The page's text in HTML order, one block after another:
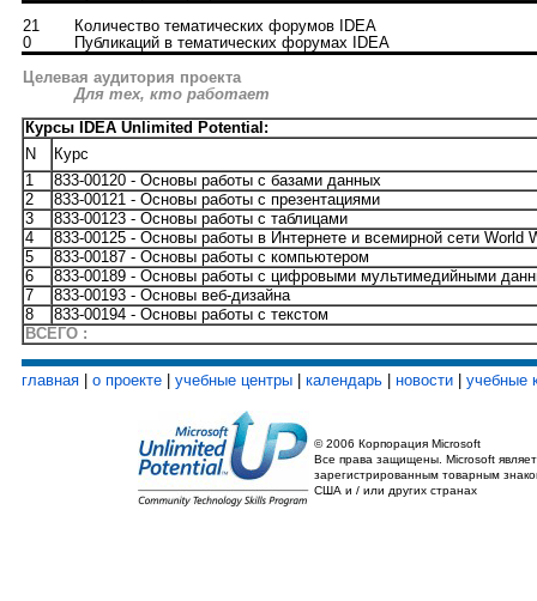
21
Количество тематических форумов IDEA
0
Публикаций в тематических форумах IDEA
Целевая аудитория проекта
Для тех, кто работает
Курсы IDEA Unlimited Potential:
N
Курс
1
833-00120 - Основы работы с базами данных
2
833-00121 - Основы работы с презентациями
3
833-00123 - Основы работы с таблицами
4
833-00125 - Основы работы в Интернете и всемирной сети World
5
833-00187 - Основы работы с компьютером
6
833-00189 - Основы работы с цифровыми мультимедийными
7
833-00193 - Основы веб-дизайна
8
833-00194 - Основы работы с текстом
ВСЕГО :
главная о проекте учебные центры календарь новости учебные
© 2006 Корпорация Microsoft
Все права защищены. Microsoft
зарегистрированным товарным
США и / или других странах